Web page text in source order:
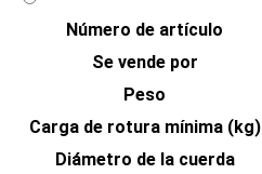
Número de artículo
Se vende por
Peso
Carga de rotura mínima (kg)
Diámetro de la cuerda